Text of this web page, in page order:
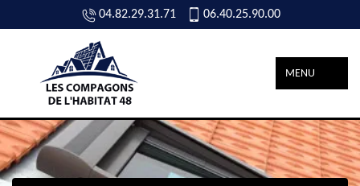
04.82.29.31.71 06.40.25.90.00
MENU